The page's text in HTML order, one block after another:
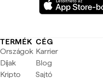
TERMÉK
Országok
Díjak
Kripto
CÉG
Karrier
Blog
Sajtó